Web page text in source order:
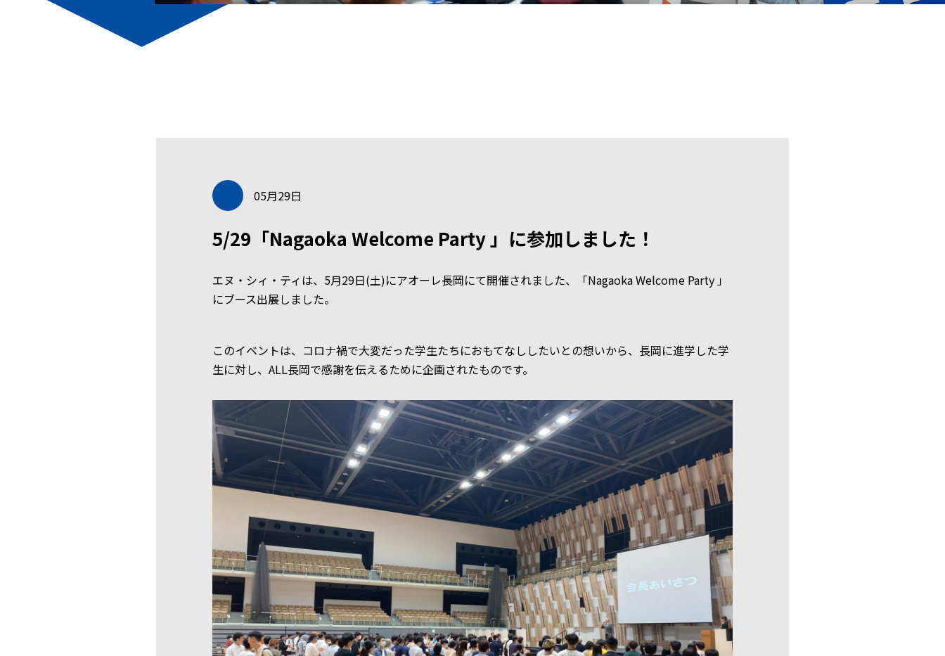
05月29日
5/29「Nagaoka Welcome Party 」に参加しました！
エヌ・シィ・ティは、5月29日(土)にアオーレ長岡にて開催されました、「Nagaoka Welcome Party 」
にブース出展しました。
このイベントは、コロナ禍で大変だった学生たちにおもてなししたいとの想いから、長岡に進学した学
生に対し、ALL長岡で感謝を伝えるために企画されたものです。